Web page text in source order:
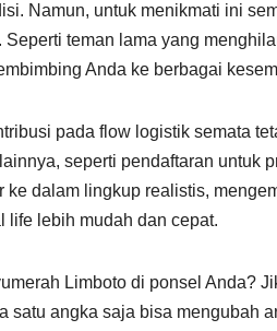
Namun, untuk menikmati ini
teman lama yang
Anda ke berbagai
pada flow logistik semata
seperti pendaftaran untuk
dalam lingkup realistis,
life lebih mudah dan cepat.
Limboto di ponsel Anda?
satu angka saja bisa mengubah